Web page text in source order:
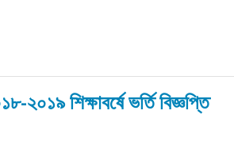
২০১৯ শিক্ষাবর্ষে ভর্তি বিজ্ঞপ্তি